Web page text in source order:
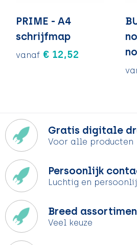
PRIME - A4
schrijfmap
vanaf € 12,52
Gratis digitale
Voor alle producten
Persoonlijk
Luchtig en
Breed
Veel keuze